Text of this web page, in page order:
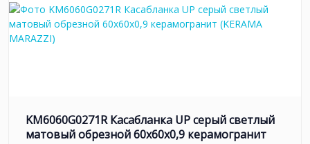
KM6060G0271R Касабланка UP серый светлый
матовый обрезной 60x60x0,9 керамогранит